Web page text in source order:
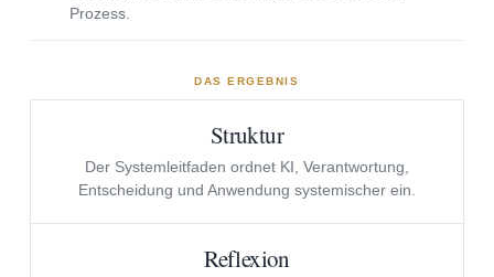
Prozess.
DAS ERGEBNIS
Struktur
Der Systemleitfaden ordnet KI, Verantwortung,
Entscheidung und Anwendung systemischer ein.
Reflexion